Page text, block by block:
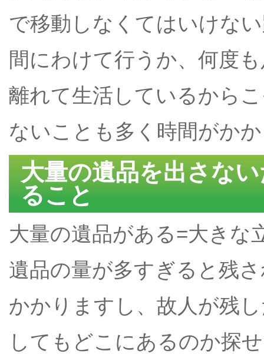
で移動しなくてはいけな
間にわけて行うか、何度
離れて生活しているから
ないことも多く時間がか
大量の遺品を出さな
ること
大量の遺品がある=大きな
遺品の量が多すぎると残
かかりますし、故人が残
してもどこにあるのか探